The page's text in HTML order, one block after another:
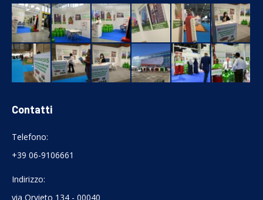
Contatti
Telefono:
+39 06-9106661
Indirizzo:
via Orvieto 134 - 00040